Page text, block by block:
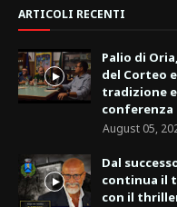
ARTICOLI RECENTI
Palio di
del Corteo
tradizione
conferenza
August 05,
Dal
continua il
con il